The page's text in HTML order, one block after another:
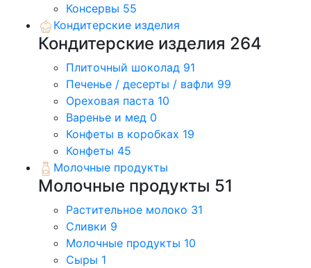
Консервы 55
Кондитерские изделия
Кондитерские изделия 264
Плиточный шоколад 91
Печенье / десерты / вафли 99
Ореховая паста 10
Варенье и мед 0
Конфеты в коробках 19
Конфеты 45
Молочные продукты
Молочные продукты 51
Растительное молоко 31
Сливки 9
Молочные продукты 10
Сыры 1